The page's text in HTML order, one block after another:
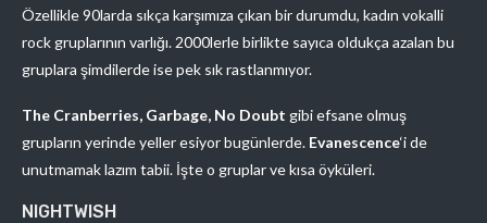
Özellikle 90larda sıkça karşımıza çıkan bir durumdu, kadın vokalli
rock gruplarının varlığı. 2000lerle birlikte sayıca oldukça azalan bu
gruplara şimdilerde ise pek sık rastlanmıyor.
The Cranberries, Garbage, No Doubt gibi efsane olmuş
grupların yerinde yeller esiyor bugünlerde. Evanescence‘i de
unutmamak lazım tabii. İşte o gruplar ve kısa öyküleri.
NIGHTWISH